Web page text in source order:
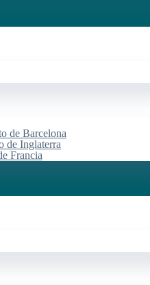
de Barcelona
de Inglaterra
Francia